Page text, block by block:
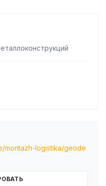
montazh-logistika/geode